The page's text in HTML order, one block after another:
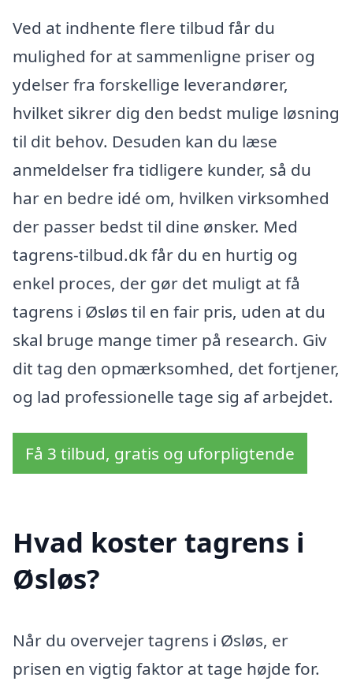
Ved at indhente flere tilbud får du
mulighed for at sammenligne priser og
ydelser fra forskellige leverandører,
hvilket sikrer dig den bedst mulige løsning
til dit behov. Desuden kan du læse
anmeldelser fra tidligere kunder, så du
har en bedre idé om, hvilken virksomhed
der passer bedst til dine ønsker. Med
tagrens-tilbud.dk får du en hurtig og
enkel proces, der gør det muligt at få
tagrens i Øsløs til en fair pris, uden at du
skal bruge mange timer på research. Giv
dit tag den opmærksomhed, det fortjener,
og lad professionelle tage sig af arbejdet.
Få 3 tilbud, gratis og uforpligtende
Hvad koster tagrens i
Øsløs?
Når du overvejer tagrens i Øsløs, er
prisen en vigtig faktor at tage højde for.